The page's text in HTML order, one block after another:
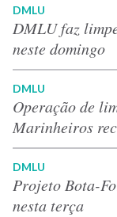
DMLU
DMLU faz
neste domingo
DMLU
Operação de
Marinheiros
DMLU
Projeto Bota-
nesta terça